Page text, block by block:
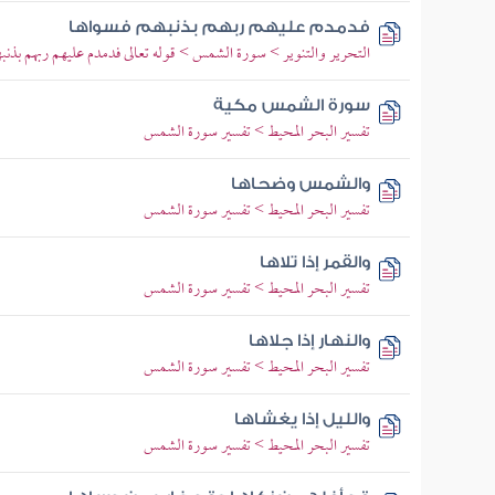
فدمدم عليهم ربهم بذنبهم فسواها
التحرير والتنوير > سورة الشمس > قوله تعالى فدمدم عليهم ربهم
سورة الشمس مكية
تفسير البحر المحيط > تفسير سورة الشمس
والشمس وضحاها
تفسير البحر المحيط > تفسير سورة الشمس
والقمر إذا تلاها
تفسير البحر المحيط > تفسير سورة الشمس
والنهار إذا جلاها
تفسير البحر المحيط > تفسير سورة الشمس
والليل إذا يغشاها
تفسير البحر المحيط > تفسير سورة الشمس